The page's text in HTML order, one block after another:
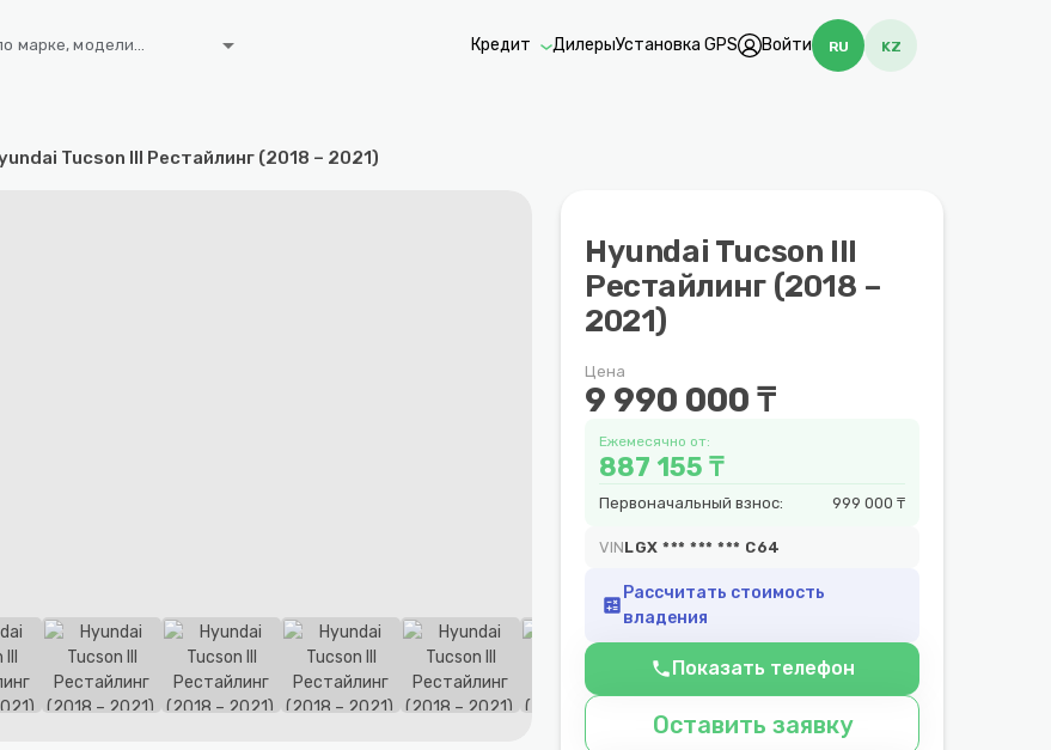
марке, модели... arrow_drop_down Кредит ДилерыУстановка GPS Войти RU KZ
Tucson III Рестайлинг (2018 – 2021)
Hyundai Tucson III
Рестайлинг (2018 –
2021)
Цена
9 990 000 ₸
Ежемесячно от:
887 155 ₸
Первоначальный взнос: 999 000 ₸
VINLGX *** *** *** C64
calculate
Рассчитать стоимость
владения
phone Показать телефон
Оставить заявку